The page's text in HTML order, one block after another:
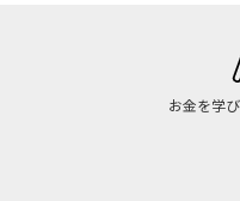
お金を学